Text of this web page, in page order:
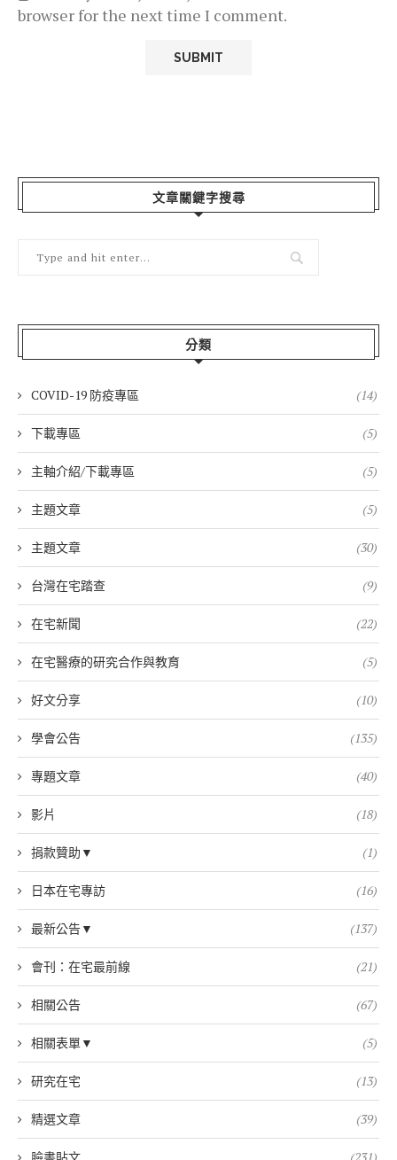
browser for the next time I comment.
文章關鍵字搜尋
分類
COVID-19 防疫專區 (14)
下載專區 (5)
主軸介紹/下載專區 (5)
主題文章 (5)
主題文章 (30)
台灣在宅踏查 (9)
在宅新聞 (22)
在宅醫療的研究合作與教育 (5)
好文分享 (10)
學會公告 (135)
專題文章 (40)
影片 (18)
捐款贊助▼ (1)
日本在宅專訪 (16)
最新公告▼ (137)
會刊：在宅最前線 (21)
相關公告 (67)
相關表單▼ (5)
研究在宅 (13)
精選文章 (39)